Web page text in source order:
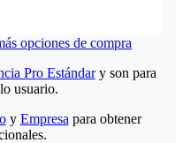
opciones de compra
Pro Estándary son para
usuario.
y Empresa para obtener